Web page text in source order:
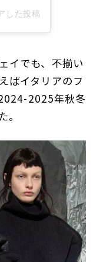
した投稿
イでも、不揃い
ばイタリアのフ
2025年秋冬